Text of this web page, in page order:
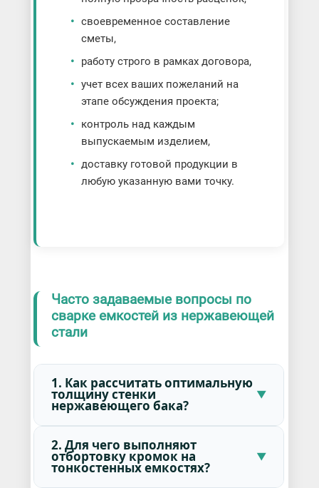
своевременное составление
сметы,
работу строго в рамках договора,
учет всех ваших пожеланий на
этапе обсуждения проекта;
контроль над каждым
выпускаемым изделием,
доставку готовой продукции в
любую указанную вами точку.
Часто задаваемые вопросы по
сварке емкостей из нержавеющей
стали
1. Как рассчитать оптимальную
толщину стенки
нержавеющего бака?
2. Для чего выполняют
отбортовку кромок на
тонкостенных емкостях?